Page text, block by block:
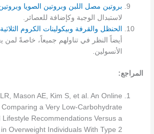
بروتين مصل اللبن وبروتين الصويا
لاستبدال الوجبة وكإضافة للعصائر.
الحنظل والقرفة وبيكولينات الكروم الثلاثية
أيضاً النظر في تناولهم جميعاً، خاصةً لمن
الأنسولين.
المراجع:
Mason AE, Kim S, et al. An Online
a Very Low-Carbohydrate
Lifestyle Recommendations Versus a
Overweight Individuals With Type 2